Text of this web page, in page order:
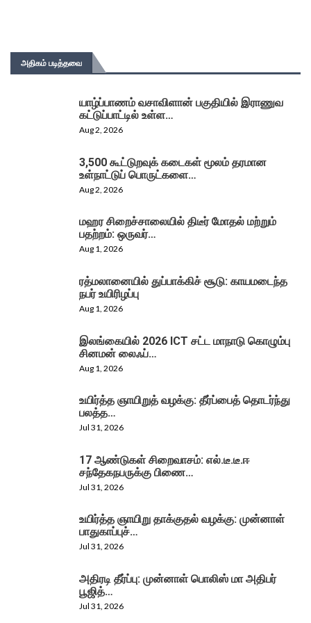
அதிகம் படித்தவை
யாழ்ப்பாணம் வசாவிளான் பகுதியில் இராணுவ
கட்டுப்பாட்டில் உள்ள…
Aug 2, 2026
3,500 கூட்டுறவுக் கடைகள் மூலம் தரமான
உள்நாட்டுப் பொருட்களை…
Aug 2, 2026
மஹர சிறைச்சாலையில் திடீர் மோதல் மற்றும்
பதற்றம்: ஒருவர்…
Aug 1, 2026
ரத்மலானையில் துப்பாக்கிச் சூடு: காயமடைந்த
நபர் உயிரிழப்பு
Aug 1, 2026
இலங்கையில் 2026 ICT சட்ட மாநாடு கொழும்பு
சினமன் லைஃப்…
Aug 1, 2026
உயிர்த்த ஞாயிறுத் வழக்கு: தீர்ப்பைத் தொடர்ந்து
பலத்த…
Jul 31, 2026
17 ஆண்டுகள் சிறைவாசம்: எல்.டீ.டீ.ஈ
சந்தேகநபருக்கு பிணை…
Jul 31, 2026
உயிர்த்த ஞாயிறு தாக்குதல் வழக்கு: முன்னாள்
பாதுகாப்புச்…
Jul 31, 2026
அதிரடி தீர்ப்பு: முன்னாள் பொலிஸ் மா அதிபர்
பூஜித்…
Jul 31, 2026